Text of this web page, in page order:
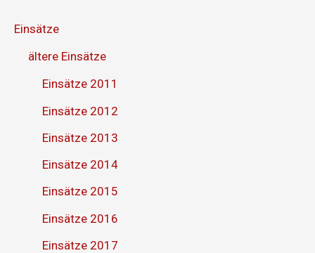
Einsätze
ältere Einsätze
Einsätze 2011
Einsätze 2012
Einsätze 2013
Einsätze 2014
Einsätze 2015
Einsätze 2016
Einsätze 2017